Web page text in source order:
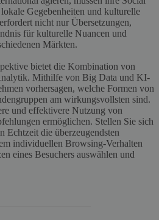
Gegebenheiten und kulturelle
nicht nur Übersetzungen,
für kulturelle Nuancen und
Märkten.
bietet die Kombination von
Mithilfe von Big Data und KI-
vorhersagen, welche Formen von
am wirkungsvollsten sind.
und effektivere Nutzung von
ermöglichen. Stellen Sie sich
Echtzeit die überzeugendsten
individuellen Browsing-Verhalten
eines Besuchers auswählen und